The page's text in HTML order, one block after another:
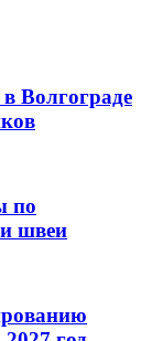
Волгограде
по
швеи